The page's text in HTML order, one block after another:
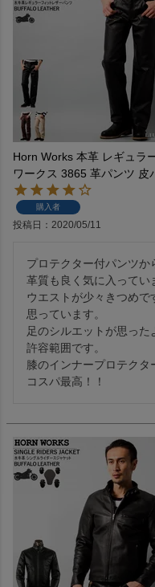
Horn Works 本革 レギュラ
ワークス 3865 革パンツ 皮
購入者
投稿日 2020/05/11
プロテクター付パンツか
革質も良く気に入ってい
ウエストが少々きつめで
思っています。
足のシルエットが思った
許容範囲です。
膝のインナープロテクタ
コスパ最高！！